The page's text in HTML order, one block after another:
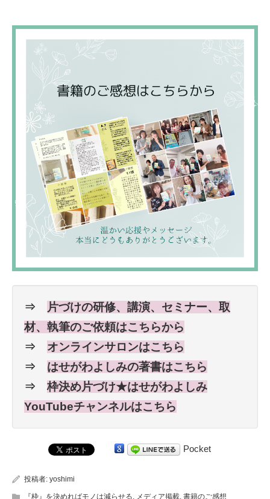
⇒
片づけの研修、講演、セミナー、取
材、執筆のご依頼はこちらから
⇒ オンラインサロンはこちら
⇒ はせがわよしみの著書はこちら
⇒ 枠決め片づけ★はせがわよしみ
YouTubeチャンネルはこちら
Pocket
投稿者: yoshimi
『枠』を決めればモノは減らせる メディア掲載 書籍のご感想